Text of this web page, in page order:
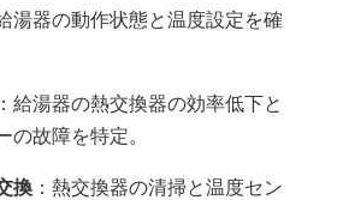
湯器の動作状態と温度設定を確
：給湯器の熱交換器の効率低下と
の故障を特定。
換 ：熱交換器の清掃と温度セン